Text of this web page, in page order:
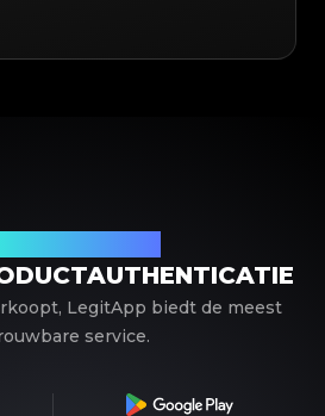
LegitApp biedt de meest
service.